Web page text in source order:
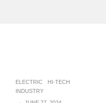
ELECTRIC
HI-TECH
INDUSTRY